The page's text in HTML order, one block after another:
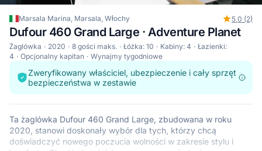
Marsala Marina, Marsala, Włochy 5,0 (2)
Dufour 460 Grand Large · Adventure Planet
Żaglówka 2020 8 gości maks. Łóżka: 10 Kabiny: 4
Łazienki:
4
Opcjonalny kapitan Wynajmy tygodniowe
Zweryfikowany właściciel, ubezpieczenie i cały sprzęt
bezpieczeństwa w zestawie
Ta żaglówka Dufour 460 Grand Large, zbudowana w roku
2020, stanowi doskonały wybór dla tych, którzy chcą
doświadczyć nowego poczucia wolności w zakresie stylu i